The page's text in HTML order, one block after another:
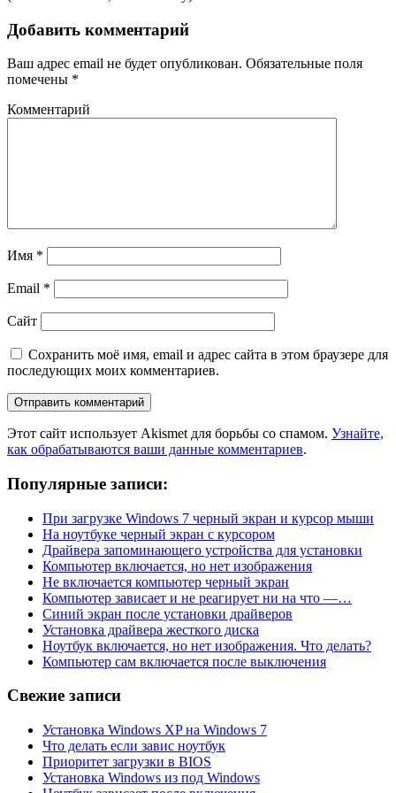
Добавить комментарий
Ваш адрес email не будет опубликован. Обязательные поля
помечены *
Комментарий
Имя *
Email *
Сайт
Сохранить моё имя, email и адрес сайта в этом браузере для
последующих моих комментариев.
Этот сайт использует Akismet для борьбы со спамом. Узнайте,
как обрабатываются ваши данные комментариев.
Популярные записи:
При загрузке Windows 7 черный экран и курсор мыши
На ноутбуке черный экран с курсором
Драйвера запоминающего устройства для установки
Компьютер включается, но нет изображения
Не включается компьютер черный экран
Компьютер зависает и не реагирует ни на что —…
Синий экран после установки драйверов
Установка драйвера жесткого диска
Ноутбук включается, но нет изображения. Что делать?
Компьютер сам включается после выключения
Свежие записи
Установка Windows XP на Windows 7
Что делать если завис ноутбук
Приоритет загрузки в BIOS
Установка Windows из под Windows